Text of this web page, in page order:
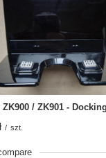
/ ZK901 -
/ szt.